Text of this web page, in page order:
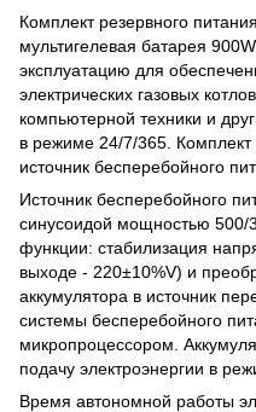
Комплект резервного
мультигелевая батарея
эксплуатацию для
электрических газовых
компьютерной техники и
в режиме 24/7/365. Комплект
источник бесперебойного
Источник бесперебойного
синусоидой мощностью 500/
функции: стабилизация
выходе - 220±10%V) и
аккумулятора в источник
системы бесперебойного
микропроцессором.
подачу электроэнергии в
Время автономной работы